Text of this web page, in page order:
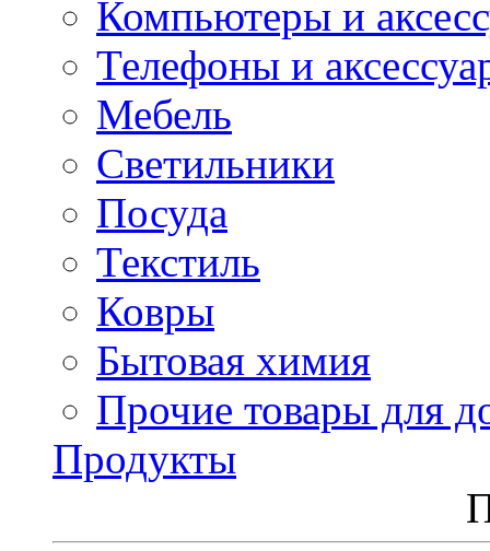
Компьютеры и
Телефоны и
Мебель
Светильники
Посуда
Текстиль
Ковры
Бытовая химия
Прочие товары для
Продукты